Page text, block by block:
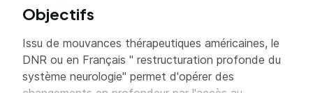
Objectifs
Issu de mouvances thérapeutiques américaines, le
DNR ou en Français " restructuration profonde du
système neurologie" permet d'opérer des